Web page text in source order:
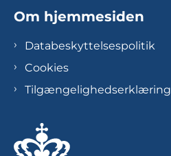
Om hjemmesiden
Databeskyttelsespolitik
Cookies
Tilgængelighedserklæring